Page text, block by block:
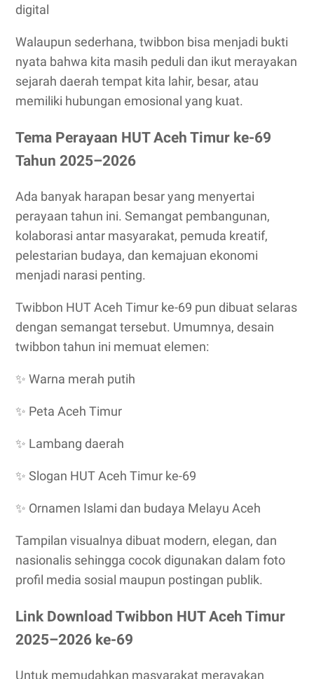
digital
Walaupun sederhana, twibbon bisa menjadi bukti
nyata bahwa kita masih peduli dan ikut merayakan
sejarah daerah tempat kita lahir, besar, atau
memiliki hubungan emosional yang kuat.
Tema Perayaan HUT Aceh Timur ke-69
Tahun 2025–2026
Ada banyak harapan besar yang menyertai
perayaan tahun ini. Semangat pembangunan,
kolaborasi antar masyarakat, pemuda kreatif,
pelestarian budaya, dan kemajuan ekonomi
menjadi narasi penting.
Twibbon HUT Aceh Timur ke-69 pun dibuat selaras
dengan semangat tersebut. Umumnya, desain
twibbon tahun ini memuat elemen:
✨ Warna merah putih
✨ Peta Aceh Timur
✨ Lambang daerah
✨ Slogan HUT Aceh Timur ke-69
✨ Ornamen Islami dan budaya Melayu Aceh
Tampilan visualnya dibuat modern, elegan, dan
nasionalis sehingga cocok digunakan dalam foto
profil media sosial maupun postingan publik.
Link Download Twibbon HUT Aceh Timur
2025–2026 ke-69
Untuk memudahkan masyarakat merayakan